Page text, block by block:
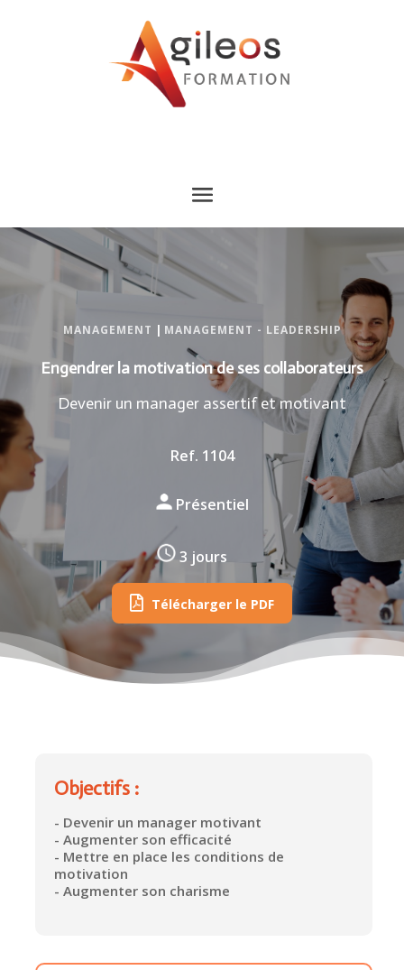
MANAGEMENT | MANAGEMENT - LEADERSHIP
Engendrer la motivation de ses collaborateurs
Devenir un manager assertif et motivant
Ref. 1104
Présentiel
3 jours
Télécharger le PDF
Objectifs :
- Devenir un manager motivant
- Augmenter son efficacité
- Mettre en place les conditions de
motivation
- Augmenter son charisme